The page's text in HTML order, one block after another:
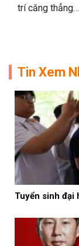
trí căng thẳng…
Tin Xem
Tuyển sinh đại